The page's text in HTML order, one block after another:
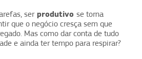
serprodutivo se torna
que o negócio cresça sem que
Mas como dar conta de tudo
e ainda ter tempo para respirar?